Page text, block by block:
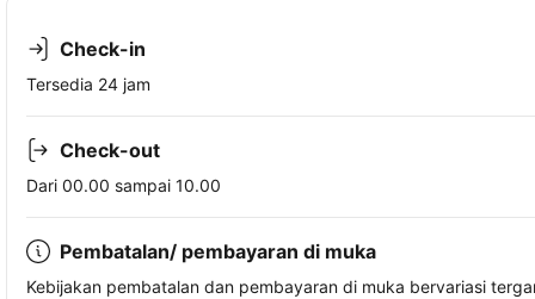
Check-in
Tersedia 24 jam
Check-out
Dari 00.00 sampai 10.00
Pembatalan/ pembayaran di muka
Kebijakan pembatalan dan pembayaran di muka bervariasi